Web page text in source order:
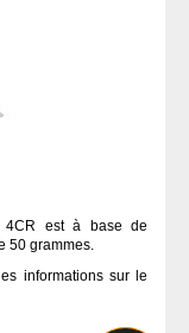
est à base de
50 grammes.
informations sur le